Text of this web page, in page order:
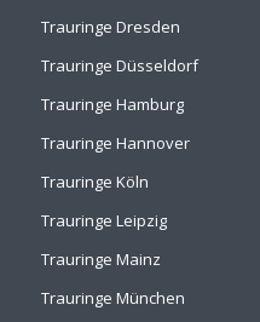
Trauringe Dresden
Trauringe Düsseldorf
Trauringe Hamburg
Trauringe Hannover
Trauringe Köln
Trauringe Leipzig
Trauringe Mainz
Trauringe München